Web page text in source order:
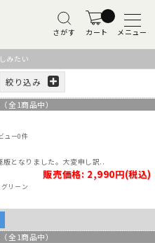
さがす カート メニュー
みたい
絞り込み
全 1商品中）
ュー0件
となりました。大変申し訳..
販売価格: 2,990円(税込)
リーン
全 1商品中）